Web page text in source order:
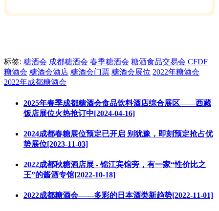
标签: 糖酒会 成都糖酒会 春季糖酒会 糖酒食品交易会 CFDF
糖酒会 糖酒会酒店 糖酒会门票 糖酒会展位 2022年糖酒会
2022年成都糖酒会
2025年春季成都糖酒会食品饮料酒店综合展区——西藏
饭店展位火热抢订中[2024-04-16]
2024成都春糖展位预定已开启 别犹豫，即刻预定抢占优
势展位[2023-11-03]
2022成都秋糖酒店展 - 锦江宾馆旁，有一家“性价比之
王”的酱酒专馆[2022-10-18]
2022成都糖酒会——多彩的日本酒类新趋势[2022-11-01]